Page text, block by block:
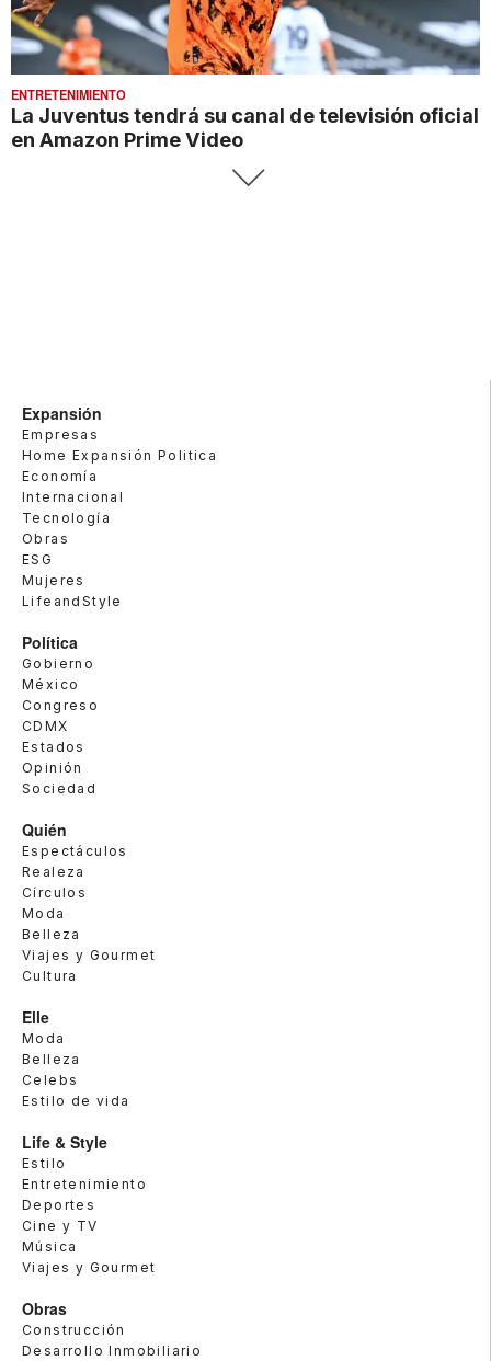
ENTRETENIMIENTO
La Juventus tendrá su canal de televisión oficial
en Amazon Prime Video
Expansión
Empresas
Home Expansión Politica
Economía
Internacional
Tecnología
Obras
ESG
Mujeres
LifeandStyle
Política
Gobierno
México
Congreso
CDMX
Estados
Opinión
Sociedad
Quién
Espectáculos
Realeza
Círculos
Moda
Belleza
Viajes y Gourmet
Cultura
Elle
Moda
Belleza
Celebs
Estilo de vida
Life & Style
Estilo
Entretenimiento
Deportes
Cine y TV
Música
Viajes y Gourmet
Obras
Construcción
Desarrollo Inmobiliario